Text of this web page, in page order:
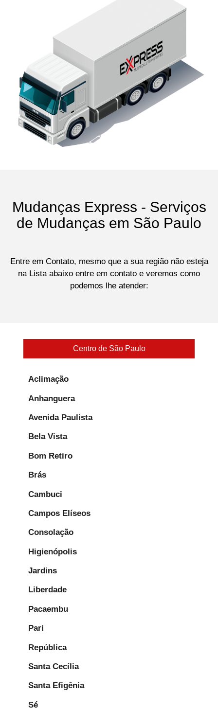
Mudanças Express - Serviços
de Mudanças em São Paulo
Entre em Contato, mesmo que a sua região não esteja
na Lista abaixo entre em contato e veremos como
podemos lhe atender:
Centro de São Paulo
Aclimação
Anhanguera
Avenida Paulista
Bela Vista
Bom Retiro
Brás
Cambuci
Campos Elíseos
Consolação
Higienópolis
Jardins
Liberdade
Pacaembu
Pari
República
Santa Cecília
Santa Efigênia
Sé